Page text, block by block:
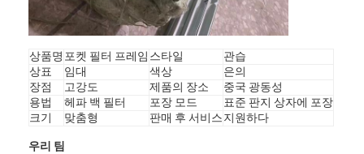
상품명 포켓 필터 ​​프레임 스타일
관습
상표
임대 색상
은의
장점
고강도 제품의 장소
중국 광동성
용법
헤파 백 필터 포장 모드
표준 판지 상자에 포장
크기
맞춤형 판매 후 서비스지원하다
우리 팀